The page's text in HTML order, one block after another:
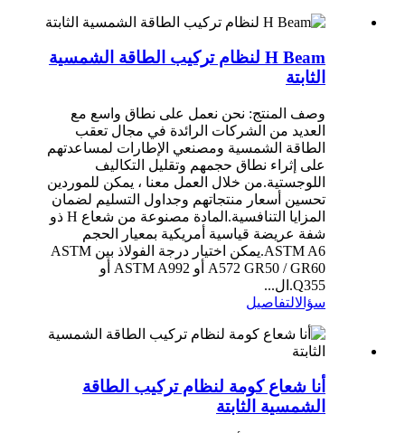
H Beam لنظام تركيب الطاقة الشمسية
الثابتة
وصف المنتج: نحن نعمل على نطاق واسع مع
العديد من الشركات الرائدة في مجال تعقب
الطاقة الشمسية ومصنعي الإطارات لمساعدتهم
على إثراء نطاق حجمهم وتقليل التكاليف
اللوجستية.من خلال العمل معنا ، يمكن للموردين
تحسين أسعار منتجاتهم وجداول التسليم لضمان
المزايا التنافسية.المادة مصنوعة من شعاع H ذو
شفة عريضة قياسية أمريكية بمعيار الحجم
ASTM A6.يمكن اختيار درجة الفولاذ بين ASTM
A572 GR50 / GR60 أو ASTM A992 أو
Q355.ال...
سؤالالتفاصيل
أنا شعاع كومة لنظام تركيب الطاقة
الشمسية الثابتة